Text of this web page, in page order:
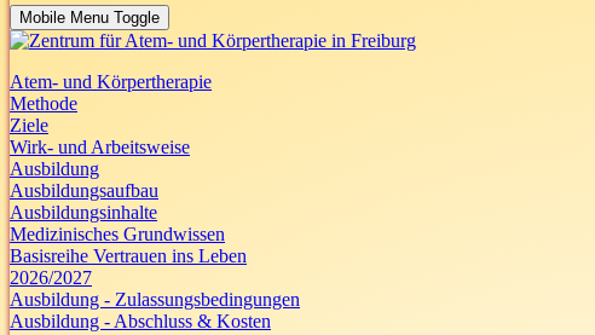
Mobile Menu Toggle
Atem- und Körpertherapie
Methode
Ziele
Wirk- und Arbeitsweise
Ausbildung
Ausbildungsaufbau
Ausbildungsinhalte
Medizinisches Grundwissen
Basisreihe Vertrauen ins Leben
2026/2027
Ausbildung - Zulassungsbedingungen
Ausbildung - Abschluss & Kosten